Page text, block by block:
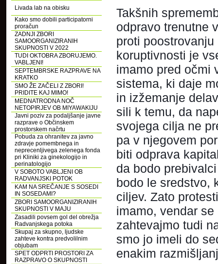
Livada lab na obisku
Kako smo dobili participatorni
proračun
ZADNJI ZBORI
SAMOORGANIZIRANIH
SKUPNOSTI V 2022
TUDI OKTOBRA ZBORUJEMO.
VABLJENI!
SEPTEMBRSKE RAZPRAVE NA
KRATKO
SMO ŽE ZAČELI Z ZBORI!
PRIDITE KAJ MIMO!
MEDNATRODNA NOČ
NETOPIRJEV OB MIYAWAKIJU
Javni poziv za podaljšanje javne
razprave o Občinskem
prostorskem načrtu
Pobuda za ohranitev za javno
zdravje pomembnega in
neprecenljivega zelenega fonda
pri Kliniki za ginekologijo in
perinatologijo
V SOBOTO VABLJENI OB
RADVANJSKI POTOK
KAM NA SREČANJE S SOSEDI
IN SOSEDAMI?
ZBORI SAMOORGANIZIRANIH
SKUPNOSTI V MAJU
Zasadili povsem gol del obrežja
Radvanjskega potoka
Skupaj za skupno, ljudske
zahteve kontra predvolilnim
objubam
SPET ODPRTI PROSTORI ZA
RAZPRAVO O SKUPNOSTI
Takšnih
odpravo trenutne
proti
koruptivnosti je
imamo pred očmi
sistema, ki daje
in izžemanje
sili k temu, da
svojega cilja ne
pa v njegovem
biti odprava
da bodo
bodo le sredstvo,
ciljev. Zato
imamo, vendar
zahtevajmo tudi
smo jo imeli do
enakim